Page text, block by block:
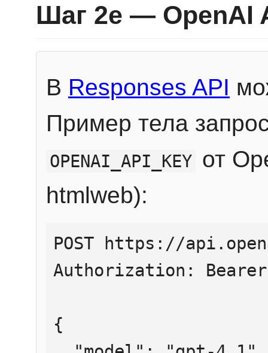
Шаг 2e — OpenAI
В Responses API
Пример тела
OPENAI_API_KEY от
htmlweb):
POST https://
Authorization:
{